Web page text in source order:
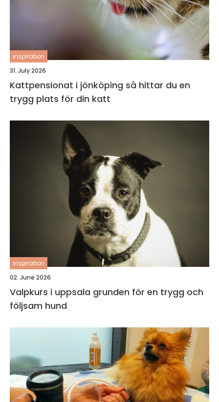
inspiration
31. July 2026
Kattpensionat i jönköping så hittar du en
trygg plats för din katt
inspiration
02. June 2026
Valpkurs i uppsala grunden för en trygg och
följsam hund